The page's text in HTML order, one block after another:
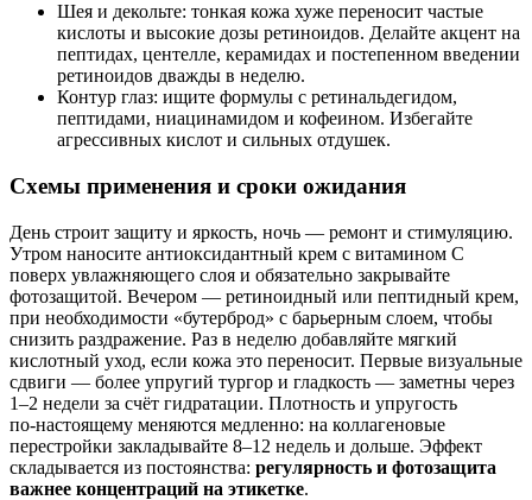
Шея и декольте: тонкая кожа хуже переносит частые
кислоты и высокие дозы ретиноидов. Делайте акцент на
пептидах, центелле, керамидах и постепенном введении
ретиноидов дважды в неделю.
Контур глаз: ищите формулы с ретинальдегидом,
пептидами, ниацинамидом и кофеином. Избегайте
агрессивных кислот и сильных отдушек.
Схемы применения и сроки ожидания
День строит защиту и яркость, ночь — ремонт и стимуляцию.
Утром наносите антиоксидантный крем с витамином С
поверх увлажняющего слоя и обязательно закрывайте
фотозащитой. Вечером — ретиноидный или пептидный крем,
при необходимости «бутерброд» с барьерным слоем, чтобы
снизить раздражение. Раз в неделю добавляйте мягкий
кислотный уход, если кожа это переносит. Первые визуальные
сдвиги — более упругий тургор и гладкость — заметны через
1–2 недели за счёт гидратации. Плотность и упругость
по‑настоящему меняются медленно: на коллагеновые
перестройки закладывайте 8–12 недель и дольше. Эффект
складывается из постоянства: регулярность и фотозащита
важнее концентраций на этикетке.